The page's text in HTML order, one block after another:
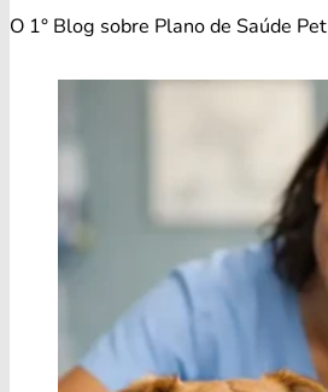
O 1° Blog sobre Plano de Saúde Pet